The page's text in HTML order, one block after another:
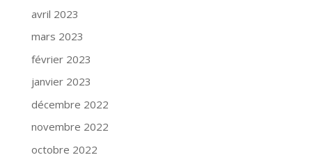
avril 2023
mars 2023
février 2023
janvier 2023
décembre 2022
novembre 2022
octobre 2022